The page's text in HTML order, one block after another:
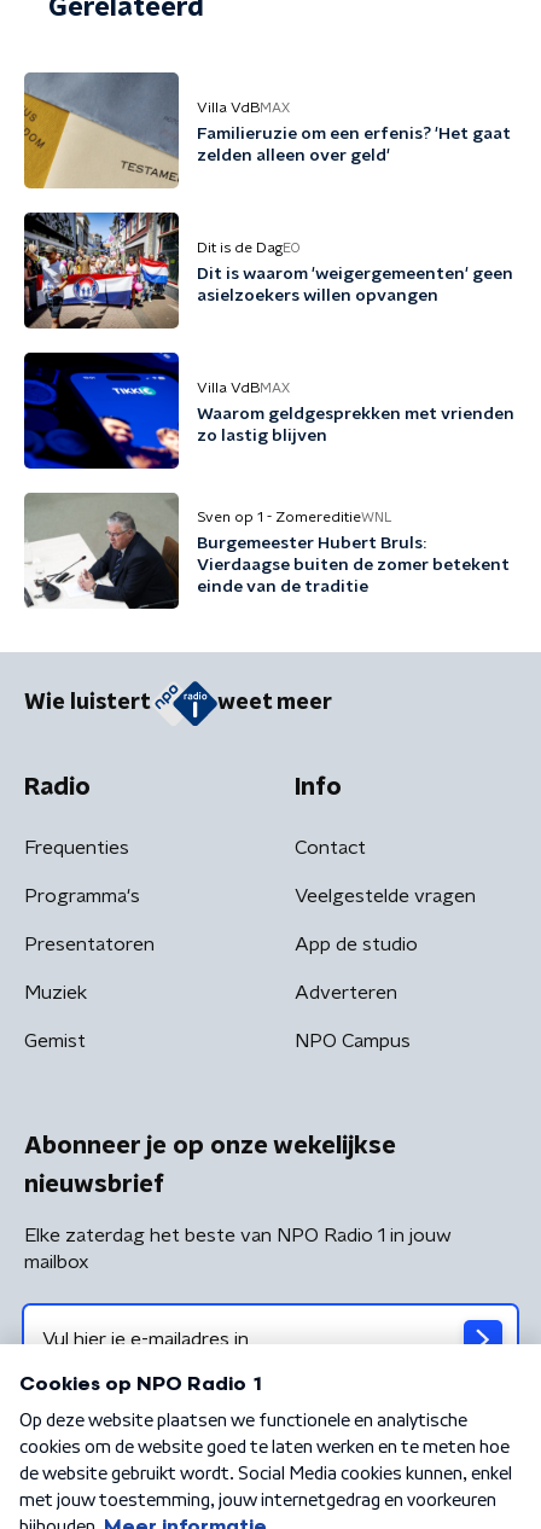
Gerelateerd
Villa VdBMAX
Familieruzie om een erfenis? 'Het gaat
zelden alleen over geld'
Dit is de DagEO
Dit is waarom 'weigergemeenten' geen
asielzoekers willen opvangen
Villa VdBMAX
Waarom geldgesprekken met vrienden
zo lastig blijven
Sven op 1 - ZomereditieWNL
Burgemeester Hubert Bruls:
Vierdaagse buiten de zomer betekent
einde van de traditie
Wie luistert weet meer
Radio
Frequenties
Programma's
Presentatoren
Muziek
Gemist
Info
Contact
Veelgestelde vragen
App de studio
Adverteren
NPO Campus
Abonneer je op onze wekelijkse
nieuwsbrief
Elke zaterdag het beste van NPO Radio 1 in jouw
mailbox
Algemene voorwaarden